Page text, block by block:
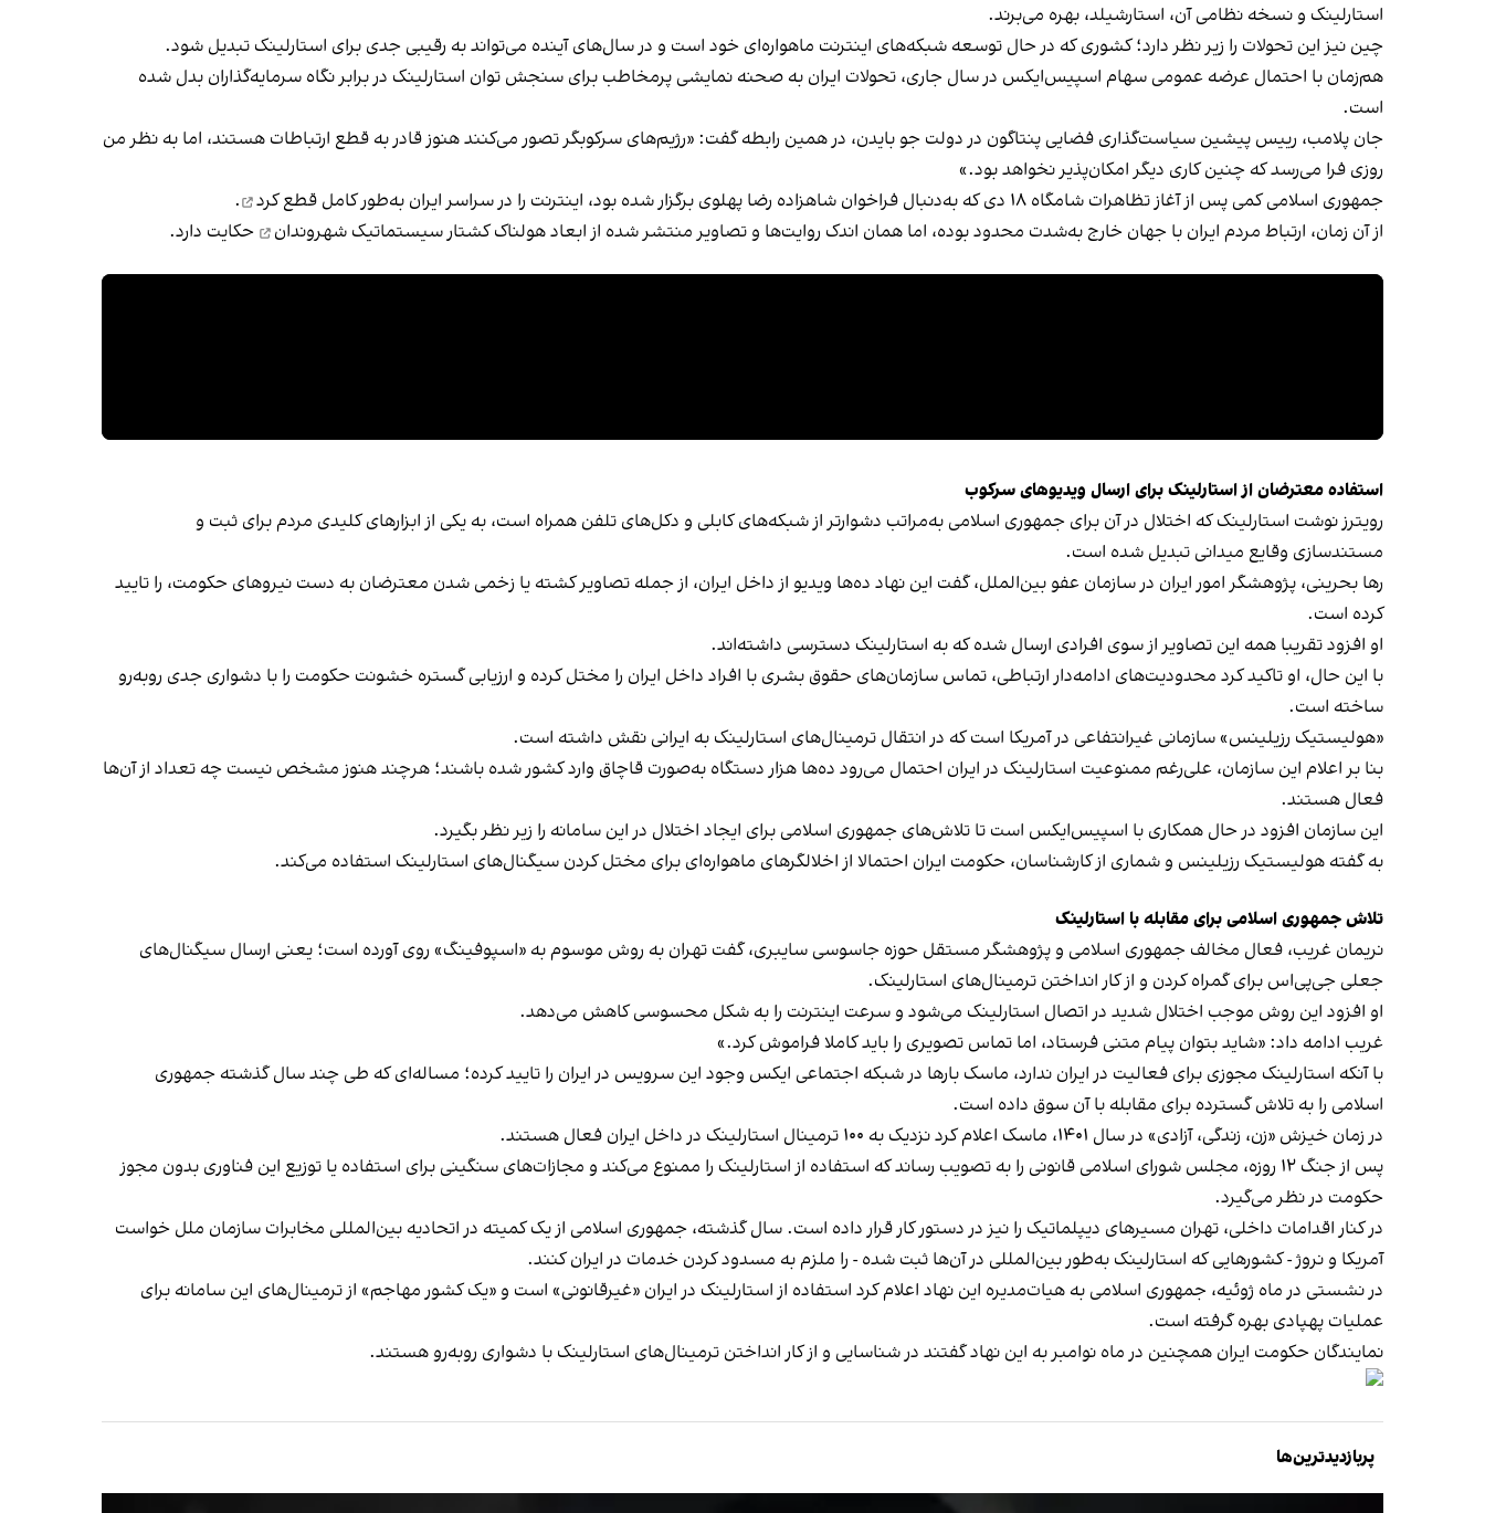
استارلینک و نسخه نظامی آن، استارشیلد، بهره می‌برند.
چین نیز این تحولات را زیر نظر دارد؛ کشوری که در حال توسعه شبکه‌های اینترنت ماهواره‌ای خود است و در سال‌های آینده می‌تواند به رقیبی جدی برای استارلینک تبدیل شود.
هم‌زمان با احتمال عرضه عمومی سهام اسپیس‌ایکس در سال جاری، تحولات ایران به صحنه نمایشی پرمخاطب برای سنجش توان استارلینک در برابر نگاه سرمایه‌گذاران بدل شده
است.
جان پلامب، رییس پیشین سیاست‌گذاری فضایی پنتاگون در دولت جو بایدن، در همین رابطه گفت: «رژیم‌های سرکوبگر تصور می‌کنند هنوز قادر به قطع ارتباطات هستند، اما به ‌نظر من
روزی فرا می‌رسد که چنین کاری دیگر امکان‌پذیر نخواهد بود.»
جمهوری اسلامی کمی پس از آغاز تظاهرات شامگاه ۱۸ دی که به‌دنبال فراخوان شاهزاده رضا پهلوی برگزار شده بود، اینترنت را در سراسر ایران
به‌طور کامل قطع کرد
.
از آن زمان، ارتباط مردم ایران با جهان خارج به‌شدت محدود بوده، اما همان اندک روایت‌ها و تصاویر منتشر شده از ابعاد هولناککشتار سیستماتیک شهروندان حکایت دارد.
استفاده معترضان از استارلینک برای ارسال ویدیوهای سرکوب
رویترز نوشت استارلینک که اختلال در آن برای جمهوری اسلامی به‌مراتب دشوارتر از شبکه‌های کابلی و دکل‌های تلفن همراه است، به یکی از ابزارهای کلیدی مردم برای ثبت و
مستندسازی وقایع میدانی تبدیل شده است.
رها بحرینی، پژوهشگر امور ایران در سازمان عفو بین‌الملل، گفت این نهاد ده‌ها ویدیو از داخل ایران، از جمله تصاویر کشته یا زخمی شدن معترضان به دست نیروهای حکومت، را تایید
کرده است.
او افزود تقریبا همه این تصاویر از سوی افرادی ارسال شده که به استارلینک دسترسی داشته‌اند.
با این حال، او تاکید کرد محدودیت‌های ادامه‌دار ارتباطی، تماس سازمان‌های حقوق بشری با افراد داخل ایران را مختل کرده و ارزیابی گستره خشونت حکومت را با دشواری جدی روبه‌رو
ساخته است.
«هولیستیک رزیلینس» سازمانی غیرانتفاعی در آمریکا است که در انتقال ترمینال‌های استارلینک به ایرانی نقش داشته است.
بنا بر اعلام این سازمان، علی‌رغم ممنوعیت استارلینک در ایران احتمال می‌رود ده‌ها هزار دستگاه به‌صورت قاچاق وارد کشور شده باشند؛ هرچند هنوز مشخص نیست چه تعداد از آن‌ها
فعال هستند.
این سازمان افزود در حال همکاری با اسپیس‌ایکس است تا تلاش‌های جمهوری اسلامی برای ایجاد اختلال در این سامانه را زیر نظر بگیرد.
به گفته هولیستیک رزیلینس و شماری از کارشناسان، حکومت ایران احتمالا از اخلالگرهای ماهواره‌ای برای مختل کردن سیگنال‌های استارلینک استفاده می‌کند.
تلاش جمهوری اسلامی برای مقابله با استارلینک
نریمان غریب، فعال مخالف جمهوری اسلامی و پژوهشگر مستقل حوزه جاسوسی سایبری، گفت تهران به روش موسوم به «اسپوفینگ» روی آورده است؛ یعنی ارسال سیگنال‌های
جعلی جی‌پی‌اس برای گمراه کردن و از کار انداختن ترمینال‌های استارلینک.
او افزود این روش موجب اختلال شدید در اتصال استارلینک می‌شود و سرعت اینترنت را به شکل محسوسی کاهش می‌دهد.
غریب ادامه داد: «شاید بتوان پیام متنی فرستاد، اما تماس تصویری را باید کاملا فراموش کرد.»
با آنکه استارلینک مجوزی برای فعالیت در ایران ندارد، ماسک بارها در شبکه اجتماعی ایکس وجود این سرویس در ایران را تایید کرده؛ مساله‌ای که طی چند سال گذشته جمهوری
اسلامی را به تلاش گسترده برای مقابله با آن سوق داده است.
در زمان خیزش «زن، زندگی، آزادی» در سال ۱۴۰۱، ماسک اعلام کرد نزدیک به ۱۰۰ ترمینال استارلینک در داخل ایران فعال هستند.
پس از جنگ ۱۲ روزه، مجلس شورای اسلامی قانونی را به تصویب رساند که استفاده از استارلینک را ممنوع می‌کند و مجازات‌های سنگینی برای استفاده یا توزیع این فناوری بدون مجوز
حکومت در نظر می‌گیرد.
در کنار اقدامات داخلی، تهران مسیرهای دیپلماتیک را نیز در دستور کار قرار داده است. سال گذشته، جمهوری اسلامی از یک کمیته در اتحادیه بین‌المللی مخابرات سازمان ملل خواست
آمریکا و نروژ - کشورهایی که استارلینک به‌طور بین‌المللی در آن‌ها ثبت شده - را ملزم به مسدود کردن خدمات در ایران کنند.
در نشستی در ماه ژوئیه، جمهوری اسلامی به هیات‌مدیره این نهاد اعلام کرد استفاده از استارلینک در ایران «غیرقانونی» است و «یک کشور مهاجم» از ترمینال‌های این سامانه برای
عملیات پهپادی بهره گرفته است.
نمایندگان حکومت ایران همچنین در ماه نوامبر به این نهاد گفتند در شناسایی و از کار انداختن ترمینال‌های استارلینک با دشواری‌ روبه‌رو هستند.
پربازدیدترین‌ها